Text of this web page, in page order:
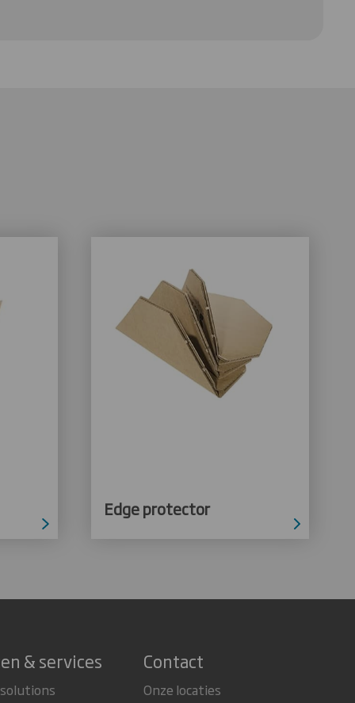
Edge protector
& services Contact
Onze locaties